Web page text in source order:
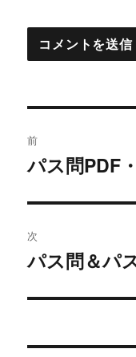
稿
ビ
ゲ
ー
前
過
の
投
稿:
パス問PDF
次
次
投
パス問＆パ